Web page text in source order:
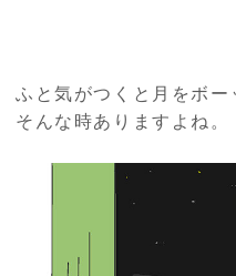
ふと気がつくと月をボー
そんな時ありますよね。